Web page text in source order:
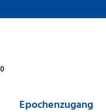
Epochenzugang